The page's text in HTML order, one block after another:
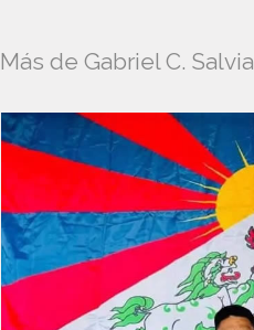
Más de Gabriel C. Salvia